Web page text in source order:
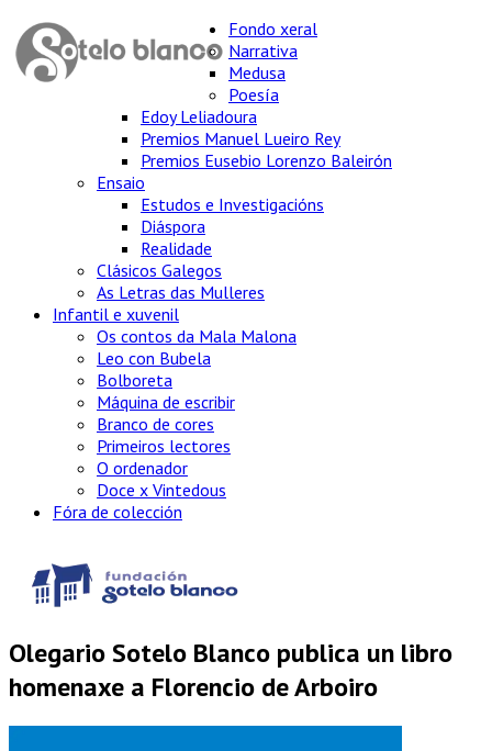
Fondo xeral
Narrativa
Medusa
Poesía
Edoy Leliadoura
Premios Manuel Lueiro Rey
Premios Eusebio Lorenzo Baleirón
Ensaio
Estudos e Investigacións
Diáspora
Realidade
Clásicos Galegos
As Letras das Mulleres
Infantil e xuvenil
Os contos da Mala Malona
Leo con Bubela
Bolboreta
Máquina de escribir
Branco de cores
Primeiros lectores
O ordenador
Doce x Vintedous
Fóra de colección
Olegario Sotelo Blanco publica un libro
homenaxe a Florencio de Arboiro